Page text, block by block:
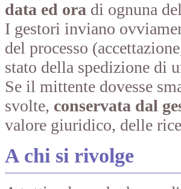
data ed ora di ognuna
I gestori inviano
del processo
stato della spedizione di
Se il mittente dovesse
svolte, conservata dal
valore giuridico, delle
A chi si rivolge